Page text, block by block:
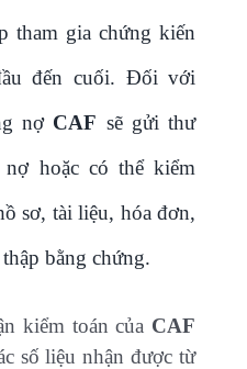
tham gia chứng kiến
đến cuối. Đối với
nợ CAF sẽ gửi thư
hoặc có thể kiểm
sơ, tài liệu, hóa đơn,
bằng chứng.
kiểm toán của CAF
số liệu nhận được từ